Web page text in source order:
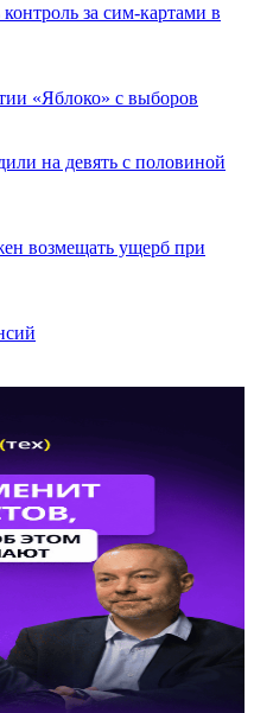
за сим-картами в
«Яблоко» с выборов
на девять с половиной
возмещать ущерб при